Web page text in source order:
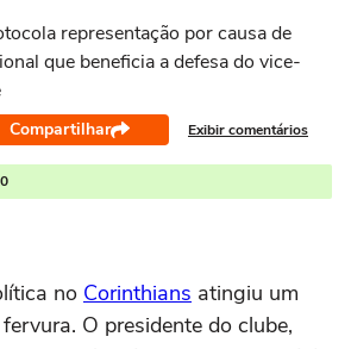
representação por causa de
que beneficia a defesa do vice-
Compartilhar Exibir comentários
no Corinthians atingiu um
O presidente do clube,